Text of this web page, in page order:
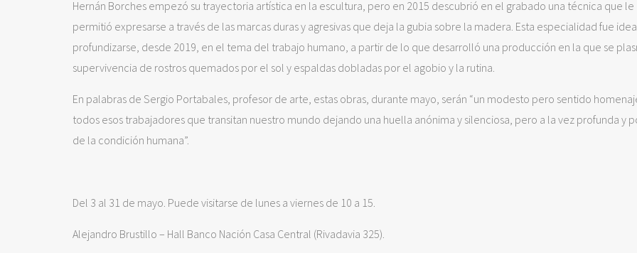
Hernán Borches empezó su trayectoria artística en la escultura, pero en 2015 descubrió en el grabado una técnica que le
permitió expresarse a través de las marcas duras y agresivas que deja la gubia sobre la madera. Esta especialidad fue
profundizarse, desde 2019, en el tema del trabajo humano, a partir de lo que desarrolló una producción en la que se
supervivencia de rostros quemados por el sol y espaldas dobladas por el agobio y la rutina.
En palabras de Sergio Portabales, profesor de arte, estas obras, durante mayo, serán “un modesto pero sentido
todos esos trabajadores que transitan nuestro mundo dejando una huella anónima y silenciosa, pero a la vez profunda y
de la condición humana”.
Del 3 al 31 de mayo. Puede visitarse de lunes a viernes de 10 a 15.
Alejandro Brustillo – Hall Banco Nación Casa Central (Rivadavia 325).